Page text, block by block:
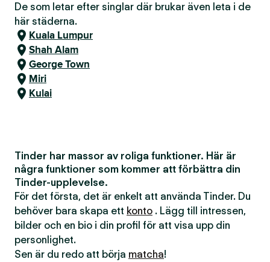
De som letar efter singlar där brukar även leta i de
här städerna.
Kuala Lumpur
Shah Alam
George Town
Miri
Kulai
Tinder har massor av roliga funktioner. Här är
några funktioner som kommer att förbättra din
Tinder-upplevelse.
För det första, det är enkelt att använda Tinder. Du
behöver bara skapa ett konto . Lägg till intressen,
bilder och en bio i din profil för att visa upp din
personlighet.
Sen är du redo att börja matcha!